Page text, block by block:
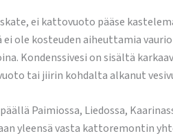
ei kattovuoto pääse
ole kosteuden aiheuttamia
Kondenssivesi on sisältä
tai jiirin kohdalta alkanut
Paimiossa, Liedossa,
yleensä vasta kattoremontin